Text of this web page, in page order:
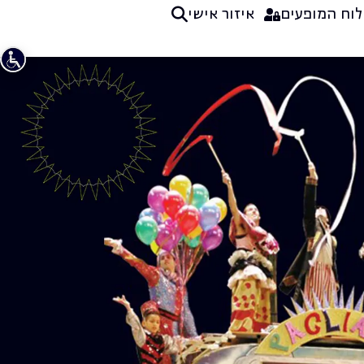
לוח המופעים איזור אישי